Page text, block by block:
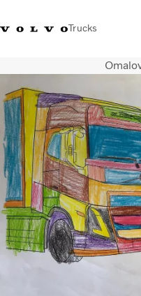
Trucks
Klub řidičů
Segmentace
Modely
Služby
Použitá vozidla
Servisní síť a prodej
Novinky
Kontaktujte nás
Kariéra